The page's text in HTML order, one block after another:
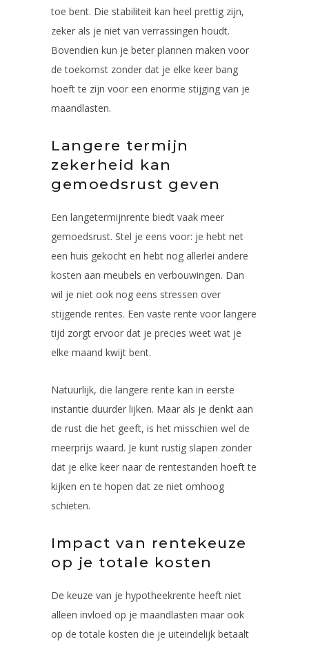
toe bent. Die stabiliteit kan heel prettig zijn,
zeker als je niet van verrassingen houdt.
Bovendien kun je beter plannen maken voor
de toekomst zonder dat je elke keer bang
hoeft te zijn voor een enorme stijging van je
maandlasten.
Langere termijn
zekerheid kan
gemoedsrust geven
Een langetermijnrente biedt vaak meer
gemoedsrust. Stel je eens voor: je hebt net
een huis gekocht en hebt nog allerlei andere
kosten aan meubels en verbouwingen. Dan
wil je niet ook nog eens stressen over
stijgende rentes. Een vaste rente voor langere
tijd zorgt ervoor dat je precies weet wat je
elke maand kwijt bent.
Natuurlijk, die langere rente kan in eerste
instantie duurder lijken. Maar als je denkt aan
de rust die het geeft, is het misschien wel de
meerprijs waard. Je kunt rustig slapen zonder
dat je elke keer naar de rentestanden hoeft te
kijken en te hopen dat ze niet omhoog
schieten.
Impact van rentekeuze
op je totale kosten
De keuze van je hypotheekrente heeft niet
alleen invloed op je maandlasten maar ook
op de totale kosten die je uiteindelijk betaalt